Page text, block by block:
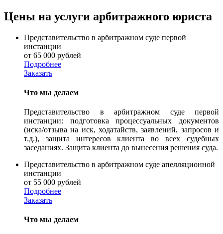
Цены на услуги арбитражного юриста
Представительство в арбитражном суде первой
инстанции
от 65 000 рублей
Подробнее
Заказать
Что мы делаем
Представительство в арбитражном суде первой
инстанции: подготовка процессуальных документов
(иска/отзыва на иск, ходатайств, заявлений, запросов и
т.д.), защита интересов клиента во всех судебных
заседаниях. Защита клиента до вынесения решения суда.
Представительство в арбитражном суде апелляционной
инстанции
от 55 000 рублей
Подробнее
Заказать
Что мы делаем